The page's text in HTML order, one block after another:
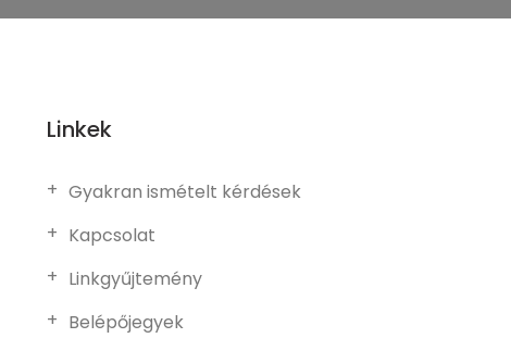
Linkek
Gyakran ismételt kérdések
Kapcsolat
Linkgyűjtemény
Belépőjegyek